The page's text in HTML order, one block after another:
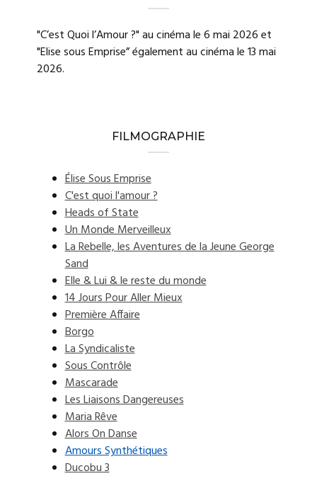
"C’est Quoi l’Amour ?" au cinéma le 6 mai 2026 et
"Elise sous Emprise” également au cinéma le 13 mai
2026.
FILMOGRAPHIE
Élise Sous Emprise
C'est quoi l'amour ?
Heads of State
Un Monde Merveilleux
La Rebelle, les Aventures de la Jeune George
Sand
Elle & Lui & le reste du monde
14 Jours Pour Aller Mieux
Première Affaire
Borgo
La Syndicaliste
Sous Contrôle
Mascarade
Les Liaisons Dangereuses
Maria Rêve
Alors On Danse
Amours Synthétiques
Ducobu 3